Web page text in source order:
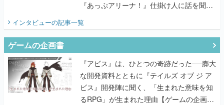
『あっぷアリーナ！』仕掛け人に話を聞い
てみた
インタビューの記事一覧
ゲームの企画書
『アビス』は、ひとつの奇跡だった──膨大
な開発資料とともに『テイルズ オブ ジ ア
ビス』開発陣に聞く、「生まれた意味を知
るRPG」が生まれた理由【ゲームの企画